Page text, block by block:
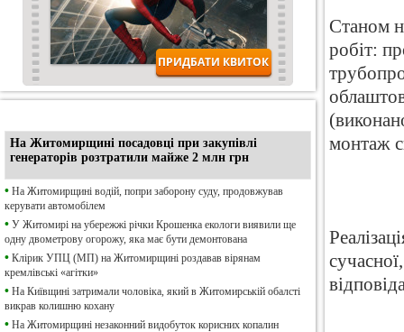
На Житомирщині посадовці при закупівлі
генераторів розтратили майже 2 млн грн
• На Житомирщині водій, попри заборону суду, продовжував
керувати автомобілем
• У Житомирі на убережжі річки Крошенка екологи виявили ще
одну двометрову огорожу, яка має бути демонтована
• Клірик УПЦ (МП) на Житомирщині роздавав вірянам
кремлівські «агітки»
• На Київщині затримали чоловіка, який в Житомирській обалсті
викрав колишню кохану
• На Житомирщині незаконний видобуток корисних копалин
Станом
робіт:
монтаж